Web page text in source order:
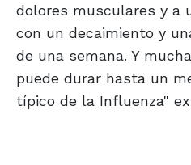
dolores musculares y a
con un decaimiento y
de una semana. Y
puede durar hasta un
típico de la Influenza"